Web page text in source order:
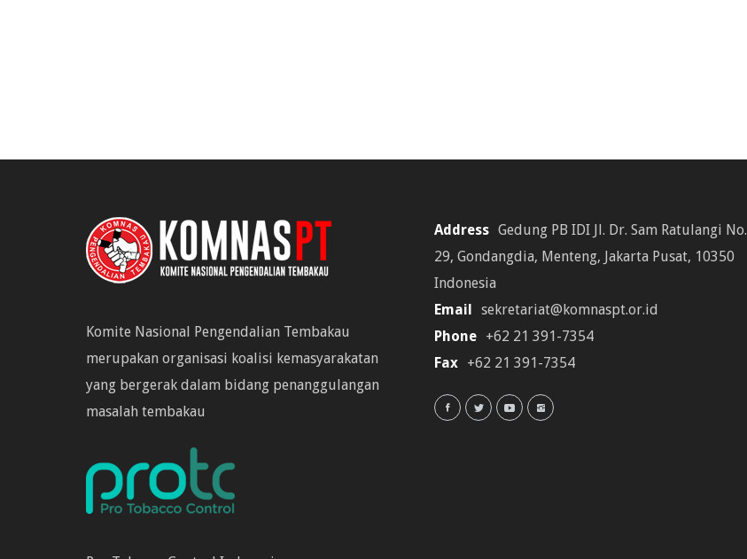
Komite Nasional Pengendalian Tembakau
merupakan organisasi koalisi kemasyarakatan
yang bergerak dalam bidang penanggulangan
masalah tembakau
Address Gedung PB IDI Jl. Dr. Sam Ratulangi No.
29, Gondangdia, Menteng, Jakarta Pusat, 10350
Indonesia
Email
sekretariat@komnaspt.or.id
Phone +62 21 391-7354
Fax +62 21 391-7354